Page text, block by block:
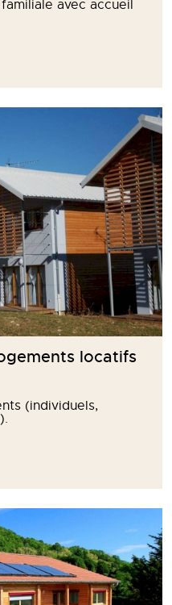
avec accueil
locatifs
(individuels,